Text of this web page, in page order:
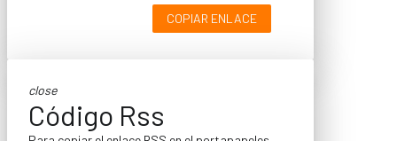
COPIAR ENLACE
close
Código Rss